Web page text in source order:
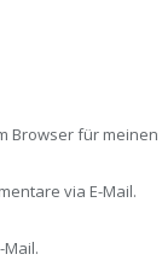
Browser für
via E-Mail.